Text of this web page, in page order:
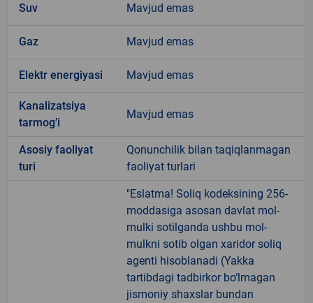
Suv Mavjud emas
Gaz Mavjud emas
Elektr energiyasi Mavjud emas
Kanalizatsiya
tarmogʼi
Mavjud emas
Аsosiy faoliyat
turi
Qonunchilik bilan taqiqlanmagan
faoliyat turlari
"Eslatma! Soliq kodeksining 256-
moddasiga asosan davlat mol-
mulki sotilganda ushbu mol-
mulkni sotib olgan xaridor soliq
agenti hisoblanadi (Yakka
tartibdagi tadbirkor bo‘lmagan
jismoniy shaxslar bundan